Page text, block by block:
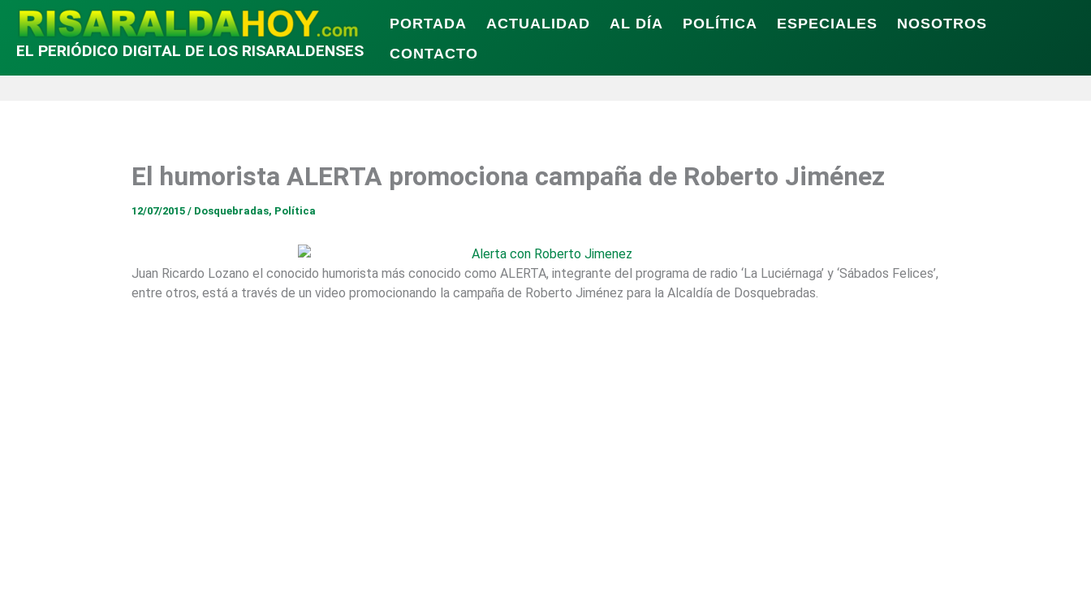
EL PERIÓDICO DIGITAL DE LOS RISARALDENSES
PORTADA ACTUALIDAD AL DÍA POLÍTICA ESPECIALES
NOSOTROS
CONTACTO
El humorista ALERTA promociona campaña de Roberto Jiménez
12/07/2015 / Dosquebradas, Política
Juan Ricardo Lozano el conocido humorista más conocido como ALERTA, integrante del programa de radio ‘La Luciérnaga’ y ‘Sábados Felices’,
entre otros, está a través de un video promocionando la campaña de Roberto Jiménez para la Alcaldía de Dosquebradas.